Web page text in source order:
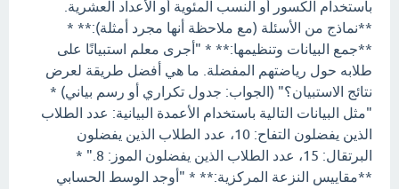
باستخدام الكسور أو النسب المئوية أو الأعداد العشرية.
**نماذج من الأسئلة (مع ملاحظة أنها مجرد أمثلة):** *
**جمع البيانات وتنظيمها:** * "أجرى معلم استبيانًا على
طلابه حول رياضتهم المفضلة. ما هي أفضل طريقة لعرض
نتائج الاستبيان؟" (الجواب: جدول تكراري أو رسم بياني) *
"مثل البيانات التالية باستخدام الأعمدة البيانية: عدد الطلاب
الذين يفضلون التفاح: 10، عدد الطلاب الذين يفضلون
البرتقال: 15، عدد الطلاب الذين يفضلون الموز: 8." *
**مقاييس النزعة المركزية:** * "أوجد الوسط الحسابي